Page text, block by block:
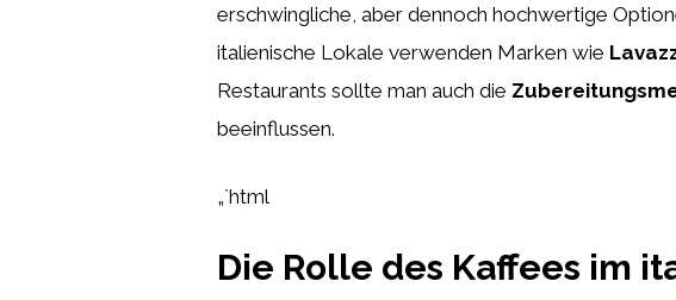
erschwingliche, aber dennoch hochwertige
italienische Lokale verwenden Marken wie
Restaurants sollte man auch die
beeinflussen.
„`html
Die Rolle des Kaffees im